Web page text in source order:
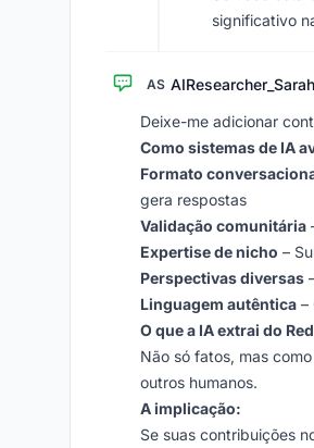
significativo
AS AIResearcher_Sarah
Deixe-me adicionar
Como sistemas de IA
Formato
gera respostas
Validação comunitária
Expertise de nicho –
Perspectivas diversas
Linguagem autêntica –
O que a IA extrai do
Não só fatos, mas
outros humanos.
A implicação:
Se suas contribuições